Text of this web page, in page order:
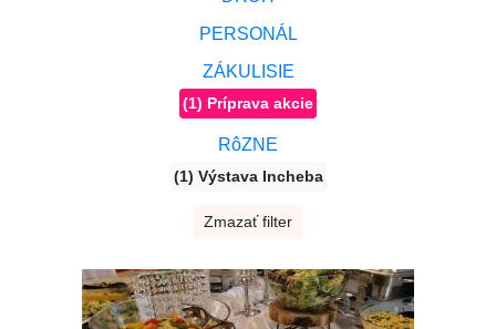
PERSONÁL
ZÁKULISIE
(1) Príprava akcie
RôZNE
(1) Výstava Incheba
Zmazať filter